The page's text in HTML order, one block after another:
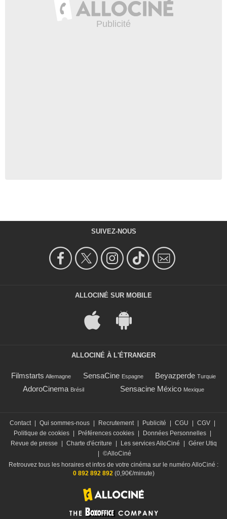
SUIVEZ-NOUS
ALLOCINÉ SUR MOBILE
ALLOCINÉ À L'ÉTRANGER
Filmstarts Allemagne SensaCine Espagne Beyazperde Turquie
AdoroCinema Brésil Sensacine México Mexique
Contact Qui sommes-nous Recrutement Publicité CGU CGV
Politique de cookies
Préférences cookies Données Personnelles
Revue de presse
Charte d'écriture Les services AlloCiné
Gérer Utiq
©AlloCiné
Retrouvez tous les horaires et infos de votre cinéma sur le numéro AlloCiné :
0 892 892 892(0,90€/minute)